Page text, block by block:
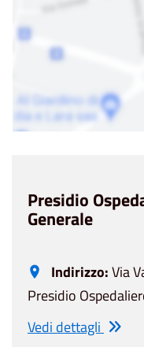
Presidio
Generale
Indirizzo:Via
Presidio
Vedi dettagli